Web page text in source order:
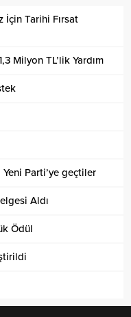
İçin Tarihi Fırsat
Milyon TL’lik Yardım
Parti’ye geçtiler
Aldı
Ödül